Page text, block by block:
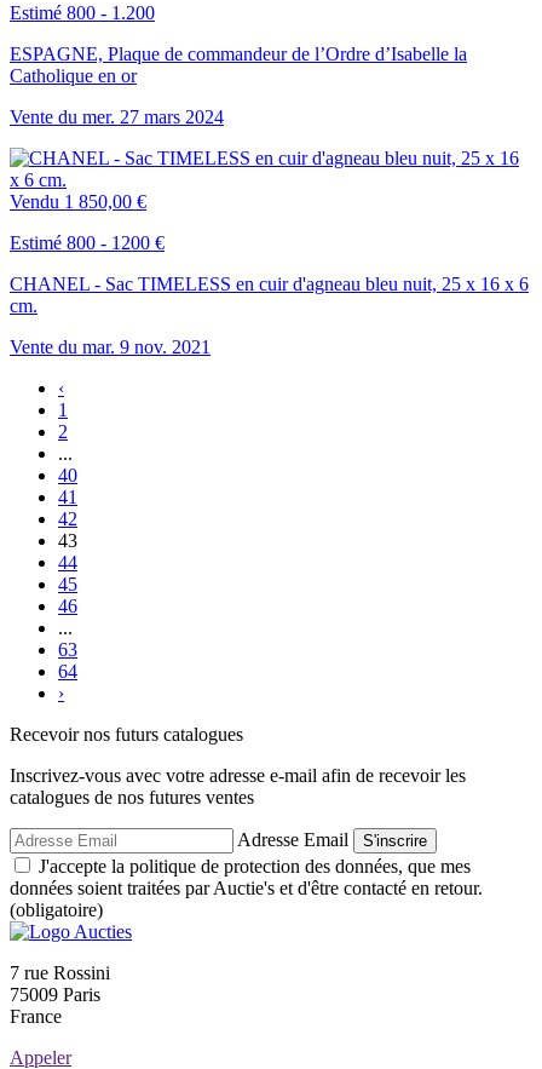
Estimé 800 - 1.200
ESPAGNE, Plaque de commandeur de l’Ordre d’Isabelle la
Catholique en or
Vente du mer. 27 mars 2024
Vendu 1 850,00 €
Estimé 800 - 1200 €
CHANEL - Sac TIMELESS en cuir d'agneau bleu nuit, 25 x 16 x 6
cm.
Vente du mar. 9 nov. 2021
‹
1
2
...
40
41
42
43
44
45
46
...
63
64
›
Recevoir nos futurs catalogues
Inscrivez-vous avec votre adresse e-mail afin de recevoir les
catalogues de nos futures ventes
Adresse Email S'inscrire
J'accepte la politique de protection des données, que mes
données soient traitées par Auctie's et d'être contacté en retour.
(obligatoire)
7 rue Rossini
75009 Paris
France
Appeler